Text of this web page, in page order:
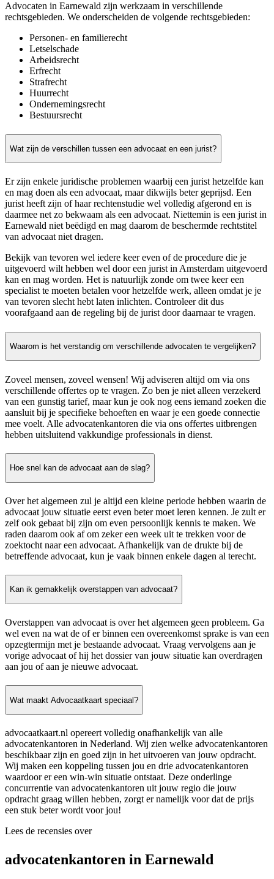
Advocaten in Earnewald zijn werkzaam in verschillende
rechtsgebieden. We onderscheiden de volgende rechtsgebieden:
Personen- en familierecht
Letselschade
Arbeidsrecht
Erfrecht
Strafrecht
Huurrecht
Ondernemingsrecht
Bestuursrecht
Wat zijn de verschillen tussen een advocaat en een jurist?
Er zijn enkele juridische problemen waarbij een jurist hetzelfde kan
en mag doen als een advocaat, maar dikwijls beter geprijsd. Een
jurist heeft zijn of haar rechtenstudie wel volledig afgerond en is
daarmee net zo bekwaam als een advocaat. Niettemin is een jurist in
Earnewald niet beëdigd en mag daarom de beschermde rechtstitel
van advocaat niet dragen.
Bekijk van tevoren wel iedere keer even of de procedure die je
uitgevoerd wilt hebben wel door een jurist in Amsterdam uitgevoerd
kan en mag worden. Het is natuurlijk zonde om twee keer een
specialist te moeten betalen voor hetzelfde werk, alleen omdat je je
van tevoren slecht hebt laten inlichten. Controleer dit dus
voorafgaand aan de regeling bij de jurist door daarnaar te vragen.
Waarom is het verstandig om verschillende advocaten te vergelijken?
Zoveel mensen, zoveel wensen! Wij adviseren altijd om via ons
verschillende offertes op te vragen. Zo ben je niet alleen verzekerd
van een gunstig tarief, maar kun je ook nog eens iemand zoeken die
aansluit bij je specifieke behoeften en waar je een goede connectie
mee voelt. Alle advocatenkantoren die via ons offertes uitbrengen
hebben uitsluitend vakkundige professionals in dienst.
Hoe snel kan de advocaat aan de slag?
Over het algemeen zul je altijd een kleine periode hebben waarin de
advocaat jouw situatie eerst even beter moet leren kennen. Je zult er
zelf ook gebaat bij zijn om even persoonlijk kennis te maken. We
raden daarom ook af om zeker een week uit te trekken voor de
zoektocht naar een advocaat. Afhankelijk van de drukte bij de
betreffende advocaat, kun je vaak binnen enkele dagen al terecht.
Kan ik gemakkelijk overstappen van advocaat?
Overstappen van advocaat is over het algemeen geen probleem. Ga
wel even na wat de of er binnen een overeenkomst sprake is van een
opzegtermijn met je bestaande advocaat. Vraag vervolgens aan je
vorige advocaat of hij het dossier van jouw situatie kan overdragen
aan jou of aan je nieuwe advocaat.
Wat maakt Advocaatkaart speciaal?
advocaatkaart.nl opereert volledig onafhankelijk van alle
advocatenkantoren in Nederland. Wij zien welke advocatenkantoren
beschikbaar zijn en goed zijn in het uitvoeren van jouw opdracht.
Wij maken een koppeling tussen jou en drie advocatenkantoren
waardoor er een win-win situatie ontstaat. Deze onderlinge
concurrentie van advocatenkantoren uit jouw regio die jouw
opdracht graag willen hebben, zorgt er namelijk voor dat de prijs
een stuk beter wordt voor jou!
Lees de recensies over
advocatenkantoren in Earnewald